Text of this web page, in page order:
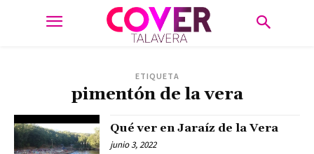
ETIQUETA
pimentón de la vera
Qué ver en Jaraíz de la Vera
junio 3, 2022